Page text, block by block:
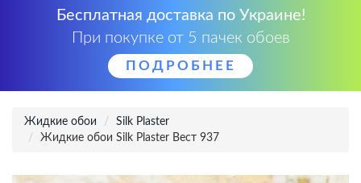
Бесплатная доставка по Украине!
При покупке от 5 пачек обоев
ПОДРОБНЕЕ
Жидкие обои
Silk Plaster
Жидкие обои Silk Plaster Вест 937